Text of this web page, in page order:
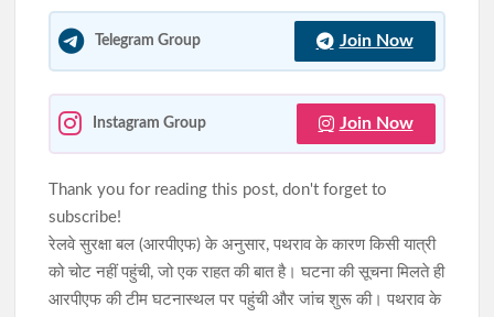
Telegram Group Join Now
Instagram Group Join Now
Thank you for reading this post, don't forget to
subscribe!
रेलवे सुरक्षा बल (आरपीएफ) के अनुसार, पथराव के कारण किसी यात्री
को चोट नहीं पहुंची, जो एक राहत की बात है। घटना की सूचना मिलते ही
आरपीएफ की टीम घटनास्थल पर पहुंची और जांच शुरू की। पथराव के